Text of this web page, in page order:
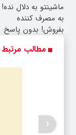
ماشینتو به دلال نده!
به مصرف کننده
بفروش! بدون پاسخ
مطالب مرتبط
‹